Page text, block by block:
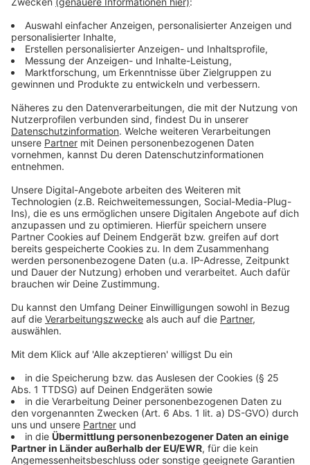
Mehr Geld für Alleinerziehende:
oder Väter ihre Kinder alleine groß, profitieren sie
auch im kommenden Jahr von einem höheren
Steuerfreibetrag. Statt 1908 Euro beträgt dieser
4008 Euro im Jahr. Darauf macht der Bund der
Steuerzahler aufmerksam.
Altervorsorge-Beiträge werden mehr
anerkannt: Beiträge zur gesetzlichen Renten­
versicherung, berufs­stän­dischen Versorgungs­
einrichtungen, land­wirt­schaftlichen Alters­kassen
und Rürup-Renten zählen inklusive Arbeit­
geberbeitrag insgesamt bis zu 25 787 Euro
(Ehepaare: 51 574 Euro) im Jahr. Von diesem
Höchst­beitrag wirken sich 92 Prozent steuer­
mindernd aus, also maximal 23 724 Euro
(Ehepaare: 47 448 Euro). Das sagt die Stiftung
Warentest.
Anzeige
Die Stiftung Warentest hat - für jeden einsehbar - eine
Änderungen uns Steuerzahler betreffen. Unten
gelangt ihr zum Dokument.
Autor: Joachim Schultheis (mit dpa)
Anzeige